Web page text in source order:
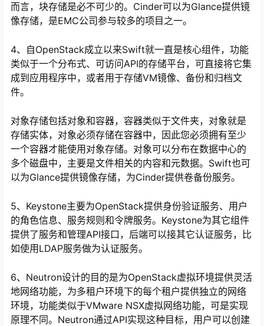
而言，块存储是必不可少的。Cinder可以为Glance提供镜
像存储，是EMC公司参与较多的项目之一。
4、自OpenStack成立以来Swift就一直是核心组件，功能
类似于一个分布式、可访问API的存储平台，可直接将它集
成到应用程序中，或者用于存储VM镜像、备份和归档文
件。
对象存储包括对象和容器，容器类似于文件夹，对象就是
存储实体，对象必须存储在容器中，因此您必须拥有至少
一个容器才能使用对象存储。对象可以分布在数据中心的
多个磁盘中，主要是文件相关的内容和元数据。Swift也可
以为Glance提供镜像存储，为Cinder提供卷备份服务。
5、Keystone主要为OpenStack提供身份验证服务、用户
的角色信息、服务规则和令牌服务。Keystone为其它组件
提供了服务和管理API接口，后端可以接其它认证服务，比
如使用LDAP服务做为认证服务。
6、Neutron设计的目的是为OpenStack虚拟环境提供灵活
地网络功能，为多租户环境下的每个租户提供独立的网络
环境，功能类似于VMware NSX虚拟网络功能，可是实现
原理不同。Neutron通过API实现这种目标，用户可以创建